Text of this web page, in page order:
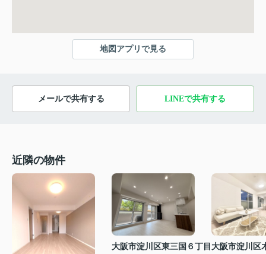
地図アプリで見る
メールで共有する LINEで共有する
近隣の物件
大阪市淀川区東三国６丁目 大阪市淀川区